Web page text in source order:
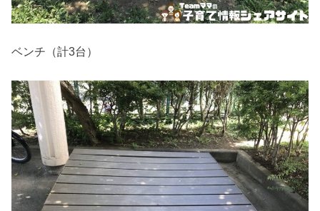
ベンチ（計3台）